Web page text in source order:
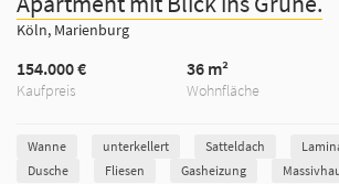
Köln, Marienburg
Kaufpreis
154.000 €
Wohnfläche
36 m²
Wanne unterkellert Satteldach
Dusche
Fliesen Gasheizung